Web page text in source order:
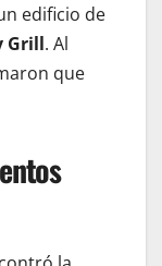
edificio de
Grill. Al
que